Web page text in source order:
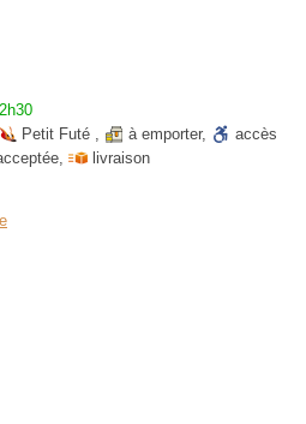
Petit Futé , à emporter,
accès
,
livraison